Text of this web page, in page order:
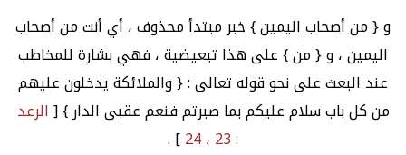
و { من أصحاب اليمين } خبر مبتدأ محذوف ، أي أنت من أصحاب
اليمين ، و { من } على هذا تبعيضية ، فهي بشارة للمخاطب
عند البعث على نحو قوله تعالى : { والملائكة يدخلون عليهم
من كل باب سلام عليكم بما صبرتم فنعم عقبى الدار } [الرعد
: 23 ، 24
] .